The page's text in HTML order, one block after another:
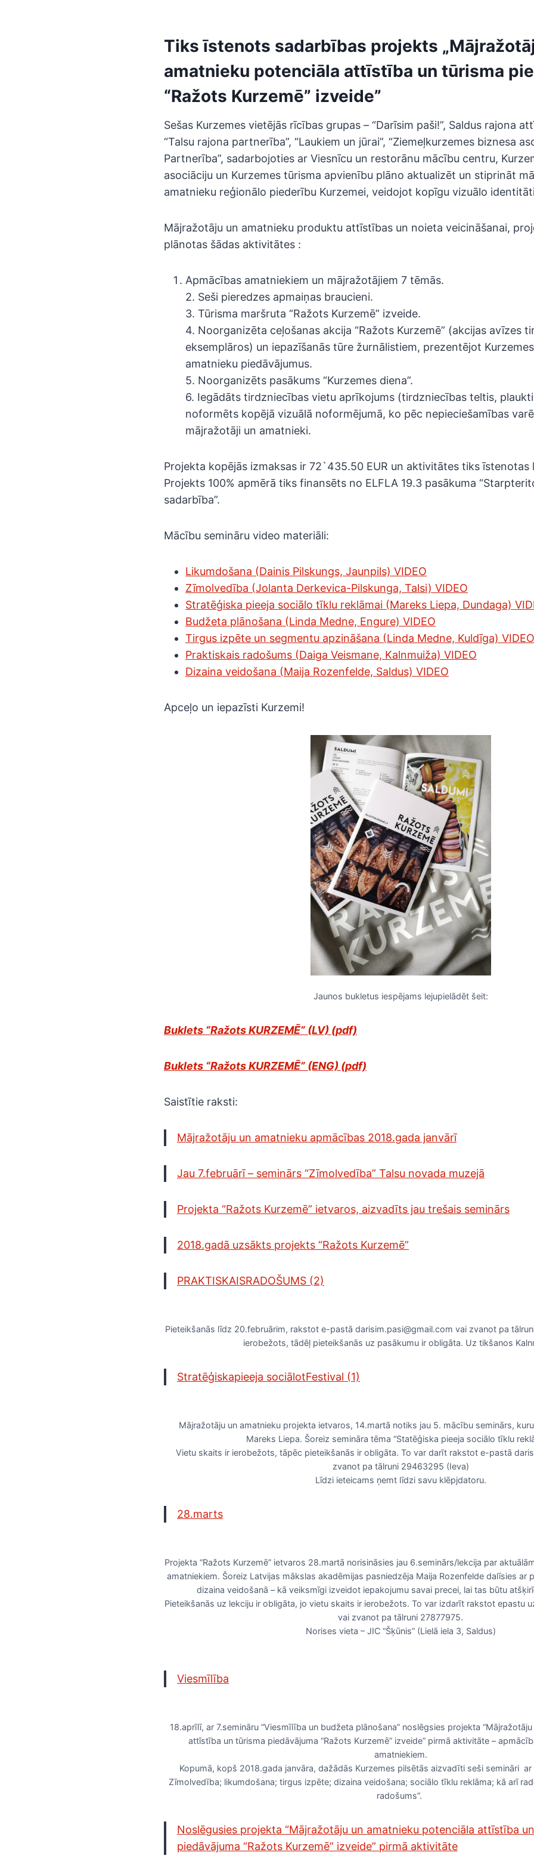
Tiks īstenots sadarbības projekts
amatnieku potenciāla attīstība un tūrisma
“Ražots Kurzemē” izveide”
Sešas Kurzemes vietējās rīcības grupas – “Darīsim paši!”, Saldus rajona
“Talsu rajona partnerība”, “Laukiem un jūrai”, “Ziemeļkurzemes biznesa
Partnerība”, sadarbojoties ar Viesnīcu un restorānu mācību centru,
asociāciju un Kurzemes tūrisma apvienību plāno aktualizēt un stiprināt
amatnieku reģionālo piederību Kurzemei, veidojot kopīgu vizuālo
Mājražotāju un amatnieku produktu attīstības un noieta veicināšanai,
plānotas šādas aktivitātes :
Apmācības amatniekiem un mājražotājiem 7 tēmās.
2. Seši pieredzes apmaiņas braucieni.
3. Tūrisma maršruta “Ražots Kurzemē” izveide.
4. Noorganizēta ceļošanas akcija “Ražots Kurzemē” (akcijas avīzes
eksemplāros) un iepazīšanās tūre žurnālistiem, prezentējot
amatnieku piedāvājumus.
5. Noorganizēts pasākums “Kurzemes diena”.
6. Iegādāts tirdzniecības vietu aprīkojums (tirdzniecības teltis,
noformēts kopējā vizuālā noformējumā, ko pēc nepieciešamības
mājražotāji un amatnieki.
Projekta kopējās izmaksas ir 72`435.50 EUR un aktivitātes tiks īstenotas
Projekts 100% apmērā tiks finansēts no ELFLA 19.3 pasākuma
sadarbība”.
Mācību semināru video materiāli:
Likumdošana (Dainis Pilskungs, Jaunpils) VIDEO
Zīmolvedība (Jolanta Derkevica-Pilskunga, Talsi) VIDEO
Stratēģiska pieeja sociālo tīklu reklāmai (Mareks Liepa, Dundaga)
Budžeta plānošana (Linda Medne, Engure) VIDEO
Tirgus izpēte un segmentu apzināšana (Linda Medne, Kuldīga) VIDEO
Praktiskais radošums (Daiga Veismane, Kalnmuiža) VIDEO
Dizaina veidošana (Maija Rozenfelde, Saldus) VIDEO
Apceļo un iepazīsti Kurzemi!
Jaunos bukletus iespējams lejupielādēt šeit:
Buklets “Ražots KURZEMĒ” (LV) (pdf)
Buklets “Ražots KURZEMĒ” (ENG) (pdf)
Saistītie raksti:
Mājražotāju un amatnieku apmācības 2018.gada janvārī
Jau 7.februārī – seminārs “Zīmolvedība” Talsu novada muzejā
Projekta “Ražots Kurzemē” ietvaros, aizvadīts jau trešais seminārs
2018.gadā uzsākts projekts “Ražots Kurzemē”
PRAKTISKAISRADOŠUMS (2)
Pieteikšanās līdz 20.februārim, rakstot e-pastā darisim.pasi@gmail.com vai zvanot pa
ierobežots, tādēļ pieteikšanās uz pasākumu ir obligāta. Uz tikšanos
Stratēģiskapieeja sociālotFestival (1)
Mājražotāju un amatnieku projekta ietvaros, 14.martā notiks jau 5. mācību seminārs,
Mareks Liepa. Šoreiz semināra tēma “Statēģiska pieeja sociālo tīklu
Vietu skaits ir ierobežots, tāpēc pieteikšanās ir obligāta. To var darīt rakstot e-pastā
zvanot pa tālruni 29463295 (Ieva)
Līdzi ieteicams ņemt līdzi savu klēpjdatoru.
28.marts
Projekta “Ražots Kurzemē” ietvaros 28.martā norisināsies jau 6.seminārs/lekcija par
amatniekiem. Šoreiz Latvijas mākslas akadēmijas pasniedzēja Maija Rozenfelde dalīsies ar
dizaina veidošanā – kā veiksmīgi izveidot iepakojumu savai precei, lai tas būtu
Pieteikšanās uz lekciju ir obligāta, jo vietu skaits ir ierobežots. To var izdarīt rakstot epastu
vai zvanot pa tālruni 27877975.
Norises vieta – JIC “Šķūnis” (Lielā iela 3, Saldus)
Viesmīlība
18.aprīlī, ar 7.semināru “Viesmīlība un budžeta plānošana” noslēgsies projekta
attīstība un tūrisma piedāvājuma “Ražots Kurzemē” izveide” pirmā aktivitāte –
amatniekiem.
Kopumā, kopš 2018.gada janvāra, dažādās Kurzemes pilsētās aizvadīti seši semināri
Zīmolvedība; likumdošana; tirgus izpēte; dizaina veidošana; sociālo tīklu reklāma; kā arī
radošums”.
Noslēgusies projekta “Mājražotāju un amatnieku potenciāla attīstība
piedāvājuma “Ražots Kurzemē” izveide” pirmā aktivitāte